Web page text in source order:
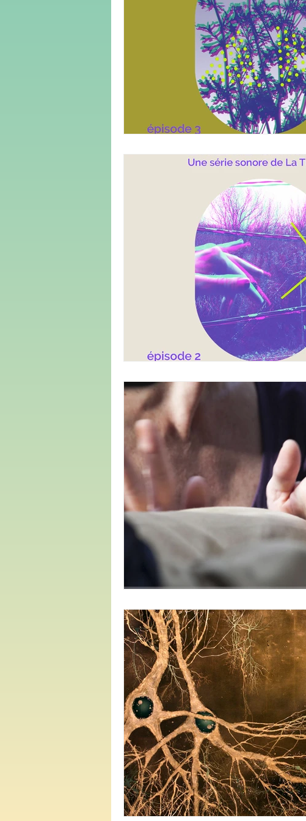
démocratie climat
urbanisme genre